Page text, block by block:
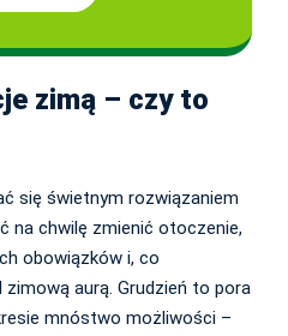
zimą – czy to
się świetnym rozwiązaniem
na chwilę zmienić otoczenie,
obowiązków i, co
aurą. Grudzień to pora
mnóstwo możliwości –